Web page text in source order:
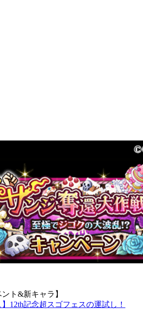
ント&新キャラ】
】12th記念超スゴフェスの運試し！